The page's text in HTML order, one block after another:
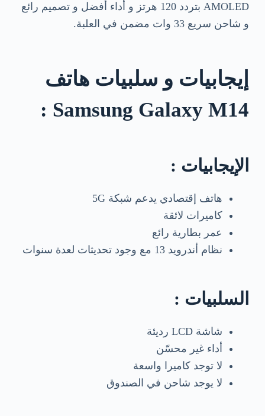
AMOLED بتردد 120 هرتز و أداء أفضل و تصميم رائع
و شاحن سريع 33 وات مضمن في العلبة.
إيجابيات و سلبيات هاتف
Samsung Galaxy M14 :
الإيجابيات :
هاتف إقتصادي يدعم شبكة 5G
كاميرات لائقة
عمر بطارية رائع
نظام أندرويد 13 مع وجود تحديثات لعدة سنوات
السلبيات :
شاشة LCD رديئة
أداء غير محسّن
لا توجد كاميرا واسعة
لا يوجد شاحن في الصندوق